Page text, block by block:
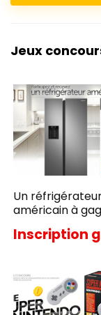
Jeux
Un
américain à
Inscription